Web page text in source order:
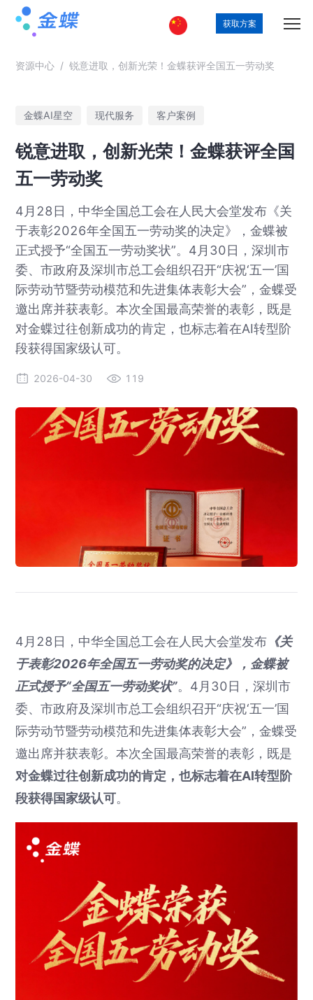
获取方案
资源中心 / 锐意进取，创新光荣！金蝶获评全国五一劳动奖
金蝶AI星空 现代服务 客户案例
锐意进取，创新光荣！金蝶获评全国
五一劳动奖
4月28日，中华全国总工会在人民大会堂发布《关
于表彰2026年全国五一劳动奖的决定》，金蝶被
正式授予“全国五一劳动奖状”。4月30日，深圳市
委、市政府及深圳市总工会组织召开“庆祝‘五一’国
际劳动节暨劳动模范和先进集体表彰大会”，金蝶受
邀出席并获表彰。本次全国最高荣誉的表彰，既是
对金蝶过往创新成功的肯定，也标志着在AI转型阶
段获得国家级认可。
2026-04-30 119
4月28日，中华全国总工会在人民大会堂发布 《关
于表彰2026年全国五一劳动奖的决定》，金蝶被
正式授予“全国五一劳动奖状”。4月30日，深圳市
委、市政府及深圳市总工会组织召开“庆祝‘五一’国
际劳动节暨劳动模范和先进集体表彰大会”，金蝶受
邀出席并获表彰。本次全国最高荣誉的表彰，既是
对金蝶过往创新成功的肯定，也标志着在AI转型阶
段获得国家级认可。